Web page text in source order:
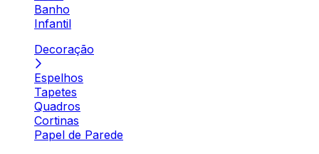
Banho
Infantil
Decoração
Espelhos
Tapetes
Quadros
Cortinas
Papel de Parede